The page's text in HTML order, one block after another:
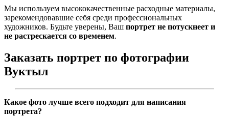
Мы используем высококачественные расходные материалы,
зарекомендовавшие себя среди профессиональных
художников. Будьте уверены, Ваш портрет не потускнеет и
не растрескается со временем.
Заказать портрет по фотографии
Вуктыл
Какое фото лучше всего подходит для написания
портрета?